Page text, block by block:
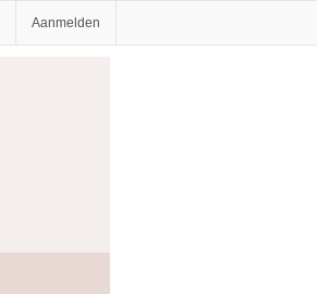
Aanmelden